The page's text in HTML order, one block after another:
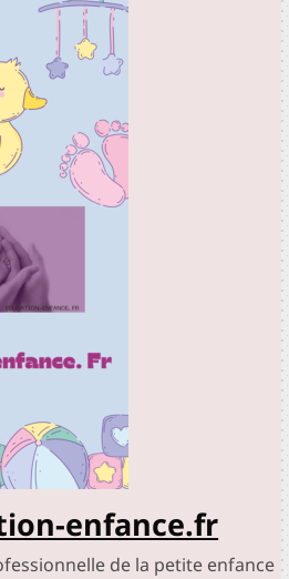
enfance.fr
de la petite enfance